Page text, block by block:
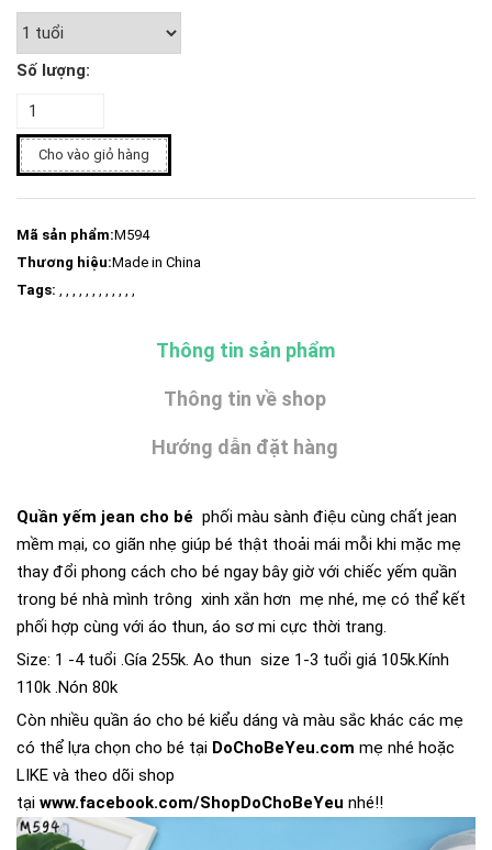
Số lượng:
Cho vào giỏ hàng
Mã sản phẩm:M594
Thương hiệu:Made in China
Tags: , , , , , , , , , , , ,
Thông tin sản phẩm
Thông tin về shop
Hướng dẫn đặt hàng
Quần yếm jean cho bé phối màu sành điệu cùng chất jean
mềm mại, co giãn nhẹ giúp bé thật thoải mái mỗi khi mặc mẹ
thay đổi phong cách cho bé ngay bây giờ với chiếc yếm quần
trong bé nhà mình trông xinh xắn hơn mẹ nhé, mẹ có thể kết
phối hợp cùng với áo thun, áo sơ mi cực thời trang.
Size: 1 -4 tuổi .Gía 255k. Ao thun size 1-3 tuổi giá 105k.Kính
110k .Nón 80k
Còn nhiều quần áo cho bé kiểu dáng và màu sắc khác các mẹ
có thể lựa chọn cho bé tại DoChoBeYeu.com mẹ nhé hoặc
LIKE và theo dõi shop
tại www.facebook.com/ShopDoChoBeYeu nhé!!